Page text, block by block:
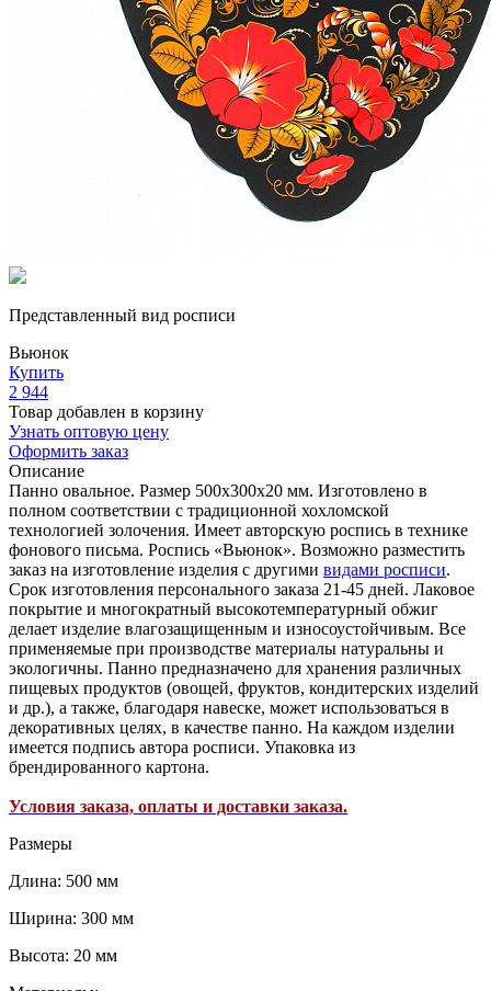
Представленный вид росписи
Вьюнок
Купить
2 944
Товар добавлен в корзину
Узнать оптовую цену
Оформить заказ
Описание
Панно овальное. Размер 500х300х20 мм. Изготовлено в
полном соответствии с традиционной хохломской
технологией золочения. Имеет авторскую роспись в технике
фонового письма. Роспись «Вьюнок». Возможно разместить
заказ на изготовление изделия с другими видами росписи.
Срок изготовления персонального заказа 21-45 дней. Лаковое
покрытие и многократный высокотемпературный обжиг
делает изделие влагозащищенным и износоустойчивым. Все
применяемые при производстве материалы натуральны и
экологичны. Панно предназначено для хранения различных
пищевых продуктов (овощей, фруктов, кондитерских изделий
и др.), а также, благодаря навеске, может использоваться в
декоративных целях, в качестве панно. На каждом изделии
имеется подпись автора росписи. Упаковка из
брендированного картона.
Условия заказа, оплаты и доставки заказа.
Размеры
Длина: 500 мм
Ширина: 300 мм
Высота: 20 мм